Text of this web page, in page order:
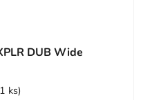
DUB Wide
1 ks)